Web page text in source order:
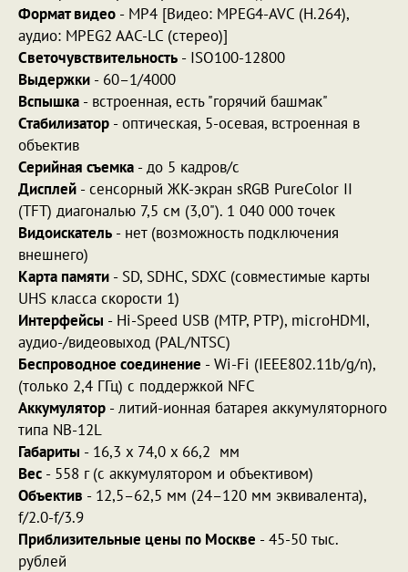
Формат видео - MP4 [Видео: MPEG4-AVC (H.264),
аудио: MPEG2 AAC-LC (стерео)]
Светочувствительность - ISO100-12800
Выдержки - 60–1/4000
Вспышка - встроенная, есть "горячий башмак"
Стабилизатор -оптическая, 5-осевая, встроенная в
объектив
Серийная съемка - до 5 кадров/с
Дисплей - сенсорный ЖК-экран sRGB PureColor II
(TFT) диагональю 7,5 см (3,0"). 1 040 000 точек
Видоискатель - нет (возможность подключения
внешнего)
Карта памяти - SD, SDHC, SDXC (совместимые карты
UHS класса скорости 1)
Интерфейсы - Hi-Speed USB (MTP, PTP), microHDMI,
аудио-/видеовыход (PAL/NTSC)
Беспроводное соединение - Wi-Fi (IEEE802.11b/g/n),
(только 2,4 ГГц) с поддержкой NFC
Аккумулятор - литий-ионная батарея аккумуляторного
типа NB-12L
Габариты - 16,3 x 74,0 x 66,2 мм
Вес - 558 г (с аккумулятором и объективом)
Объектив - 12,5–62,5 мм (24–120 мм эквивалента),
f/2.0-f/3.9
Приблизительные цены по Москве - 45-50 тыс.
рублей